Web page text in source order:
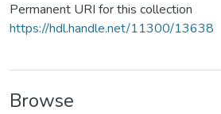
Permanent URI for this collection
https://hdl.handle.net/11300/13638
Browse